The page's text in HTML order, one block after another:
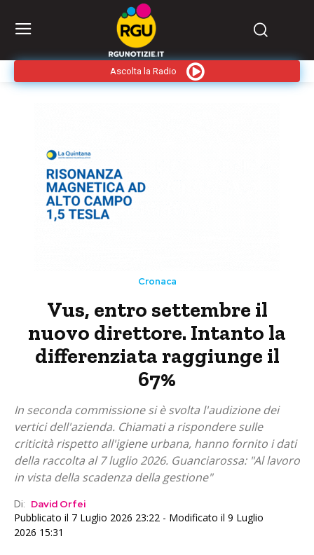
Ascolta la Radio
Cronaca
Vus, entro settembre il
nuovo direttore. Intanto la
differenziata raggiunge il
67%
In seconda commissione si è svolta l'audizione dei
vertici dell'azienda. Chiamati a rispondere sulle
criticità rispetto all'igiene urbana, hanno fornito i dati
della raccolta al 7 luglio 2026. Guanciarossa: "Al lavoro
in vista della scadenza della gestione"
Di: David Orfei
Pubblicato il 7 Luglio 2026 23:22 - Modificato il 9 Luglio
2026 15:31